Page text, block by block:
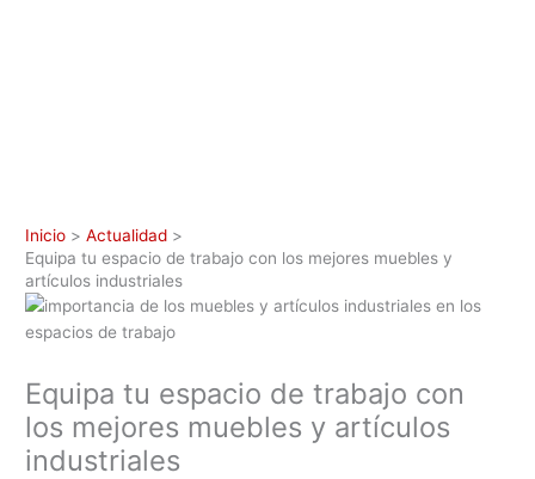
Inicio
Actualidad
Equipa tu espacio de trabajo con los mejores muebles y
artículos industriales
Equipa tu espacio de trabajo con
los mejores muebles y artículos
industriales